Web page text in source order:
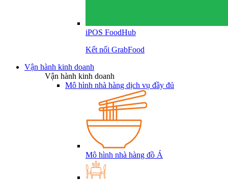
iPOS FoodHub
Kết nối GrabFood
Vận hành kinh doanh
Vận hành kinh doanh
Mô hình nhà hàng dịch vụ đầy đủ
Mô hình nhà hàng đồ Á